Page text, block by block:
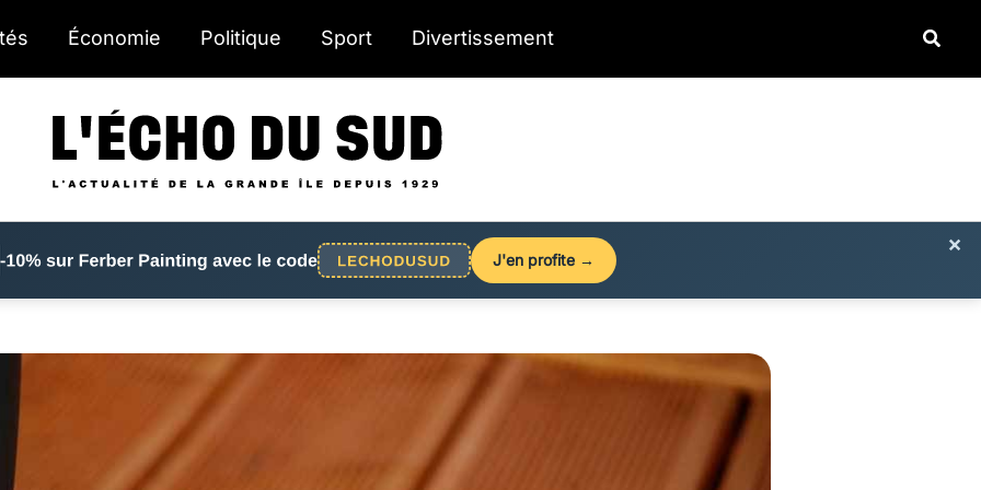
Économie Politique Sport Divertissement
×
J'en profite →